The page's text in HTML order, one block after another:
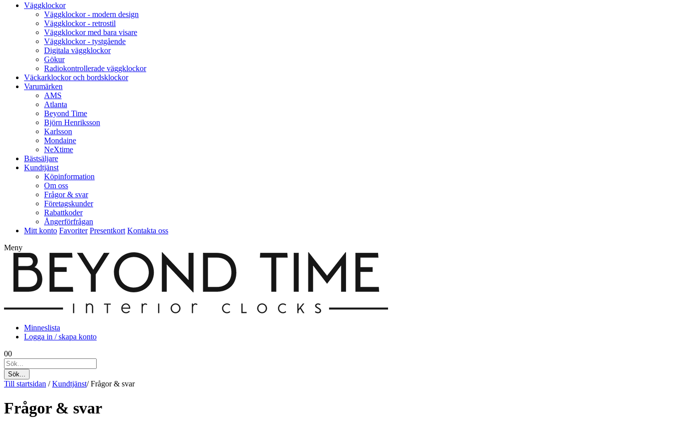
Väggklockor
Väggklockor - modern design
Väggklockor - retrostil
Väggklockor med bara visare
Väggklockor - tystgående
Digitala väggklockor
Gökur
Radiokontrollerade väggklockor
Väckarklockor och bordsklockor
Varumärken
AMS
Atlanta
Beyond Time
Björn Henriksson
Karlsson
Mondaine
NeXtime
Bästsäljare
Kundtjänst
Köpinformation
Om oss
Frågor & svar
Företagskunder
Rabattkoder
Ångerförfrågan
Mitt konto Favoriter Presentkort Kontakta oss
Meny
Minneslista
Logga in / skapa konto
00
Sök...
Till startsidan / Kundtjänst/ Frågor & svar
Frågor & svar